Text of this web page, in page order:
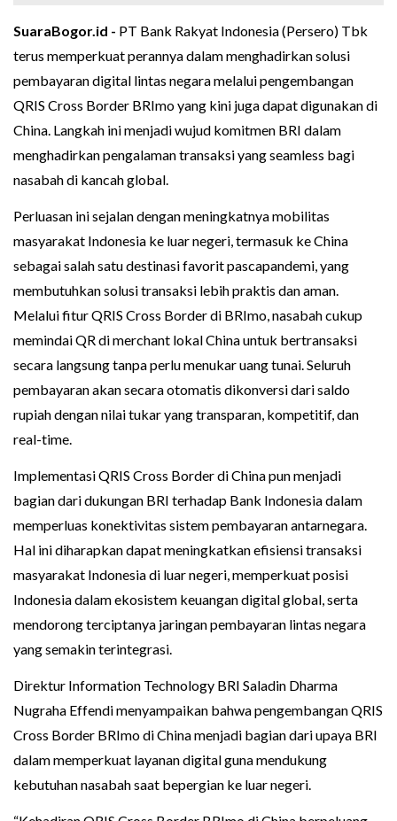
SuaraBogor.id - PT Bank Rakyat Indonesia (Persero) Tbk
terus memperkuat perannya dalam menghadirkan solusi
pembayaran digital lintas negara melalui pengembangan
QRIS Cross Border BRImo yang kini juga dapat digunakan di
China. Langkah ini menjadi wujud komitmen BRI dalam
menghadirkan pengalaman transaksi yang seamless bagi
nasabah di kancah global.
Perluasan ini sejalan dengan meningkatnya mobilitas
masyarakat Indonesia ke luar negeri, termasuk ke China
sebagai salah satu destinasi favorit pascapandemi, yang
membutuhkan solusi transaksi lebih praktis dan aman.
Melalui fitur QRIS Cross Border di BRImo, nasabah cukup
memindai QR di merchant lokal China untuk bertransaksi
secara langsung tanpa perlu menukar uang tunai. Seluruh
pembayaran akan secara otomatis dikonversi dari saldo
rupiah dengan nilai tukar yang transparan, kompetitif, dan
real-time.
Implementasi QRIS Cross Border di China pun menjadi
bagian dari dukungan BRI terhadap Bank Indonesia dalam
memperluas konektivitas sistem pembayaran antarnegara.
Hal ini diharapkan dapat meningkatkan efisiensi transaksi
masyarakat Indonesia di luar negeri, memperkuat posisi
Indonesia dalam ekosistem keuangan digital global, serta
mendorong terciptanya jaringan pembayaran lintas negara
yang semakin terintegrasi.
Direktur Information Technology BRI Saladin Dharma
Nugraha Effendi menyampaikan bahwa pengembangan QRIS
Cross Border BRImo di China menjadi bagian dari upaya BRI
dalam memperkuat layanan digital guna mendukung
kebutuhan nasabah saat bepergian ke luar negeri.